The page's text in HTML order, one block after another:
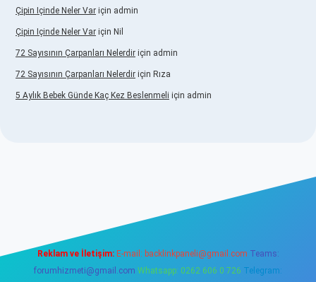
Çipin Içinde Neler Var için admin
Çipin Içinde Neler Var için Nil
72 Sayısının Çarpanları Nelerdir için admin
72 Sayısının Çarpanları Nelerdir için Rıza
5 Aylık Bebek Günde Kaç Kez Beslenmeli için admin
Reklam ve İletişim: E-mail: backlinkpaneli@gmail.com Teams:
forumhizmeti@gmail.com Whatsapp: 0262 606 0 726 Telegram: